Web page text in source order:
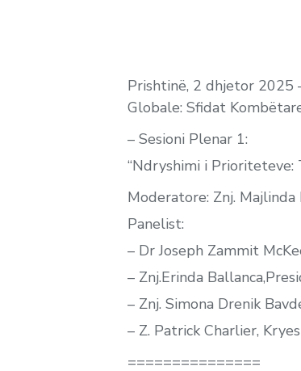
Prishtinë, 2 dhjetor 2025
Globale: Sfidat
– Sesioni Plenar 1:
“Ndryshimi i
Moderatore: Znj.
Panelist:
– Dr Joseph Zammit
– Znj.Erinda
– Znj. Simona Drenik
– Z. Patrick Charlier,
===============